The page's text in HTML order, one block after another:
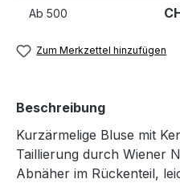
Ab 500
Zum Merkzettel hinzufügen
Beschreibung
Kurzärmelige Bluse mit
Taillierung durch Wiener
Abnäher im Rückenteil,